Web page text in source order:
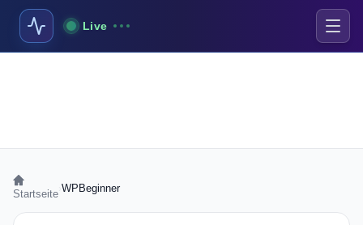
Live
Startseite WPBeginner